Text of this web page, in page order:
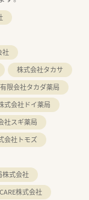
社
株式会社タカサ
有限会社タカダ薬局
式会社ドイ薬局
社スギ薬局
会社トモズ
株式会社
株式会社